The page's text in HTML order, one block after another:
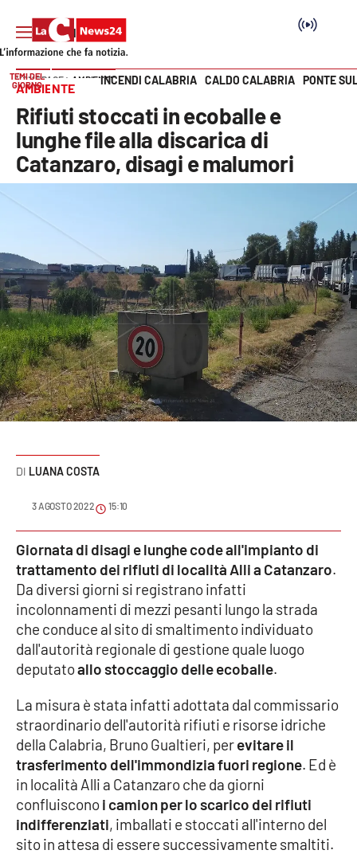
SEZIONI
Cronaca
Economia e lavoro
Italia Mondo
Sanità
Sport
Meteo
Editoriali
VIDEO
Ambiente
Cronaca
Cultura
Economia e Lavoro
Politica
Vai
TEMI DEL
GIORNO
INCENDI CALABRIA CALDO CALABRIA PONTE
HOME PAGE AMBIENTE
AMBIENTE
Rifiuti stoccati in ecoballe e
lunghe file alla discarica di
Catanzaro, disagi e malumori
LUANA COSTA
3 AGOSTO 2022 15:10
Giornata di disagi e lunghe code all'impianto di
trattamento dei rifiuti di località Alli a Catanzaro.
Da diversi giorni si registrano infatti
incolonnamenti di mezzi pesanti lungo la strada
che conduce al sito di smaltimento individuato
dall'autorità regionale di gestione quale luogo
deputatoallo stoccaggio delle ecoballe.
La misura è stata infatti adottata dal commissario
straordinario dell'autorità rifiuti e risorse idriche
della Calabria, Bruno Gualtieri, perevitare il
trasferimento dell'immondizia fuori regione. Ed è
in località Alli a Catanzaro che da giorni
confluisconoi camion per lo scarico dei rifiuti
indifferenziati, imballati e stoccati all'interno del
sito in attesa di essere successivamente smaltiti.